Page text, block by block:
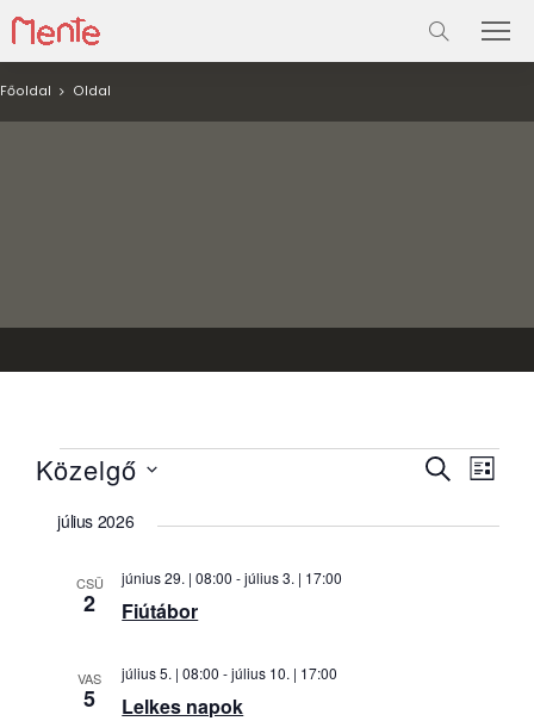
Főoldal Oldal
Események
és
KERESETT
KIFEJEZÉS
LISTA
Közelgő
kiválasztása.
július 2026
CSÜ
2 Fiútábor
június 29. | 08:00 -július 3. | 17:00
VAS
5 Lelkes napok
július 5. | 08:00 -július 10. | 17:00